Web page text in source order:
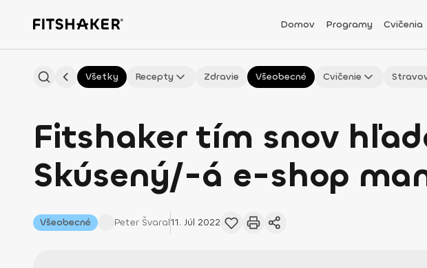
Domov Programy Cvičenia
Všetky Recepty Zdravie Všeobecné Cvičenie
Fitshaker tím snov
Skúsený/-á e-shop
Všeobecné Peter Švaral11. Júl 2022